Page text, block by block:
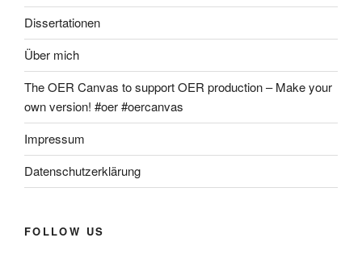
Dissertationen
Über mich
The OER Canvas to support OER production – Make your
own version! #oer #oercanvas
Impressum
Datenschutzerklärung
FOLLOW US